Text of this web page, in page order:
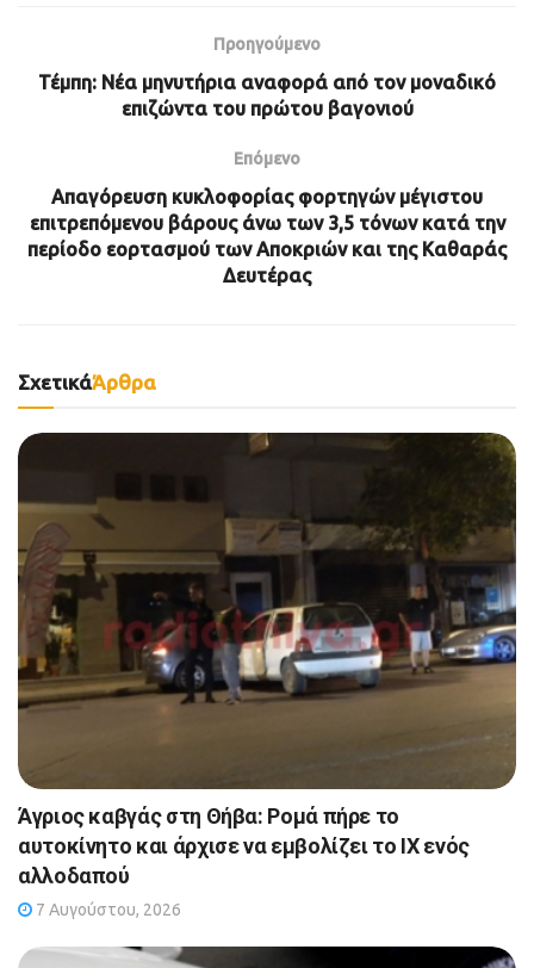
Προηγούμενο
Τέμπη: Νέα μηνυτήρια αναφορά από τον μοναδικό
επιζώντα του πρώτου βαγονιού
Επόμενο
Απαγόρευση κυκλοφορίας φορτηγών μέγιστου
επιτρεπόμενου βάρους άνω των 3,5 τόνων κατά την
περίοδο εορτασμού των Αποκριών και της Καθαράς
Δευτέρας
ΣχετικάΆρθρα
Άγριος καβγάς στη Θήβα: Ρομά πήρε το
αυτοκίνητο και άρχισε να εμβολίζει το ΙΧ ενός
αλλοδαπού
7 Αυγούστου, 2026